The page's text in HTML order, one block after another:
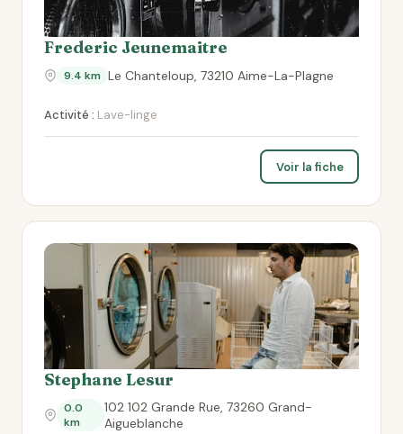
Frederic Jeunemaitre
9.4 km Le Chanteloup, 73210 Aime-La-Plagne
Activité : Lave-linge
Voir la fiche
Stephane Lesur
0.0
km
102 102 Grande Rue, 73260 Grand-
Aigueblanche